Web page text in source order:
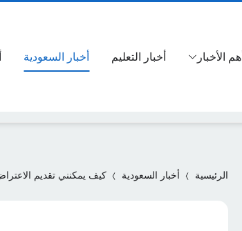
أهم الأخبار أخبار التعليم أخبار السعودية
الرئيسية أخبار السعودية كيف يمكنني تقديم الاعتراض